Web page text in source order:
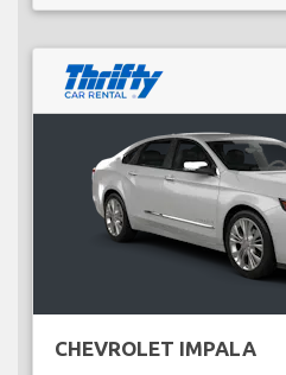
CHEVROLET IMPALA